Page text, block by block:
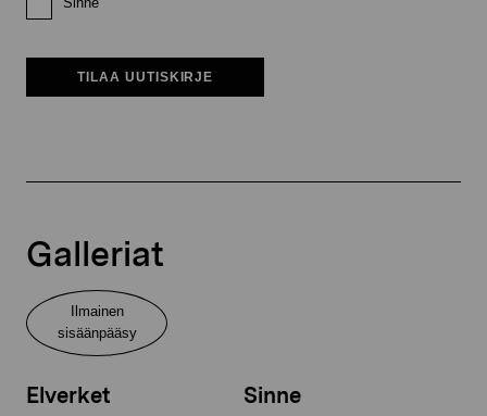
TILAA UUTISKIRJE
Galleriat
Ilmainen
sisäänpääsy
Elverket Sinne